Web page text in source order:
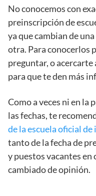
No conocemos con
preinscripción de
ya que cambian de
otra. Para conocerlos
preguntar, o acercarte
para que te den más
Como a veces ni en
las fechas, te
de la escuela oficial
tanto de la fecha de
y puestos vacantes en
cambiado de opinión.